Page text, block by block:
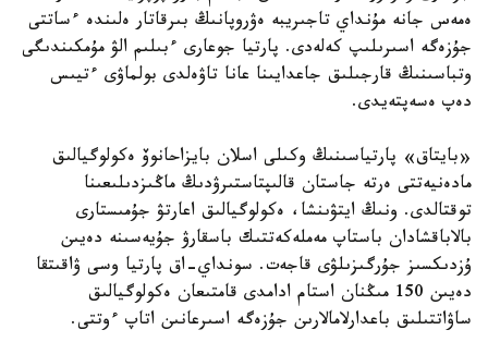
ەمەس جانە مۇنداي تاجىريبە ەۋروپانىڭ بىرقاتار ەلىندە ءساتتى
جۇزەگە اسىرىلىپ كەلەدى. پارتيا جوعارى ءبىلىم الۋ مۇمكىندىگى
وتباسىنىڭ قارجىلىق جاعدايىنا عانا تاۋەلدى بولماۋى ءتيىس
دەپ ەسەپتەيدى.
«بايتاق» پارتياسىنىڭ وكىلى اسلان بايزاحانوۆ ەكولوگيالىق
مادەنيەتتى ەرتە جاستان قالىپتاستىرۋدىڭ ماڭىزدىلىعىنا
توقتالدى. ونىڭ ايتۋىنشا، ەكولوگيالىق اعارتۋ جۇمىستارى
بالاباقشادان باستاپ مەملەكەتتىك باسقارۋ جۇيەسىنە دەيىن
ۇزدىكسىز جۇرگىزىلۋى قاجەت. سونداي-اق پارتيا وسى ۋاقىتقا
دەيىن 150 مىڭنان استام ادامدى قامتىعان ەكولوگيالىق
ساۋاتتىلىق باعدارلامالارىن جۇزەگە اسىرعانىن اتاپ ءوتتى.